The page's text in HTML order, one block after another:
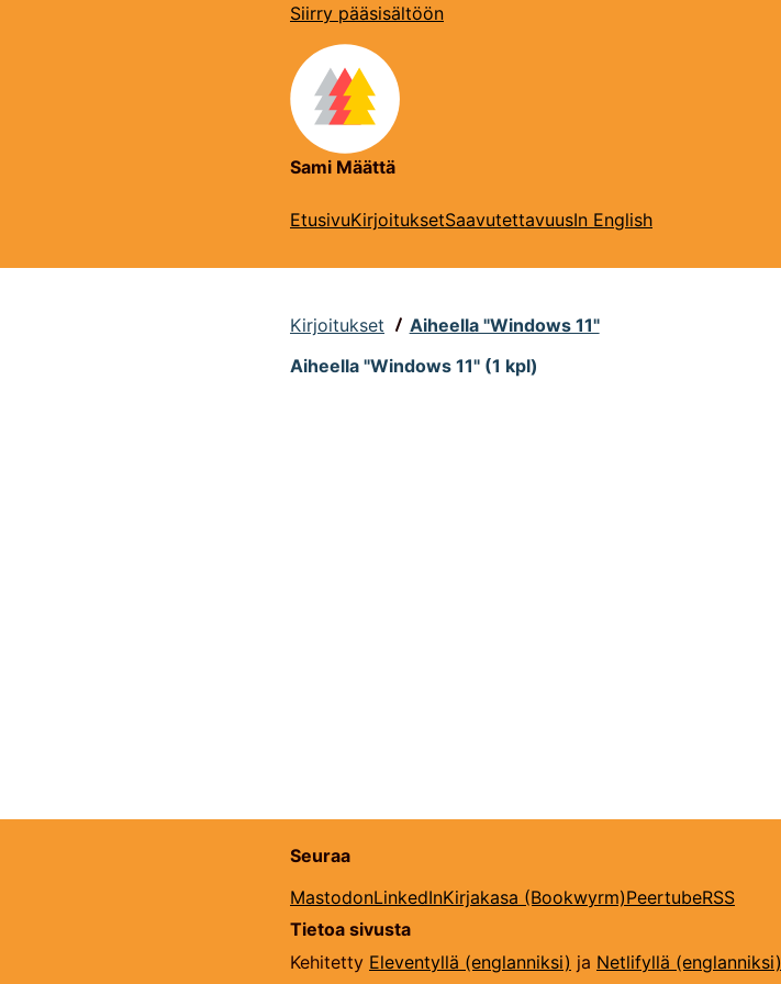
Siirry pääsisältöön
Sami Määttä
EtusivuKirjoituksetSaavutettavuusIn English
Kirjoitukset
Aiheella "Windows 11"
Aiheella "Windows 11" (1 kpl)
Seuraa
MastodonLinkedInKirjakasa (Bookwyrm)PeertubeRSS
Tietoa sivusta
Kehitetty Eleventyllä (englanniksi) ja Netlifyllä (englanniksi)